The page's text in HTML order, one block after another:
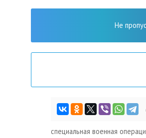
Не
специальная военная